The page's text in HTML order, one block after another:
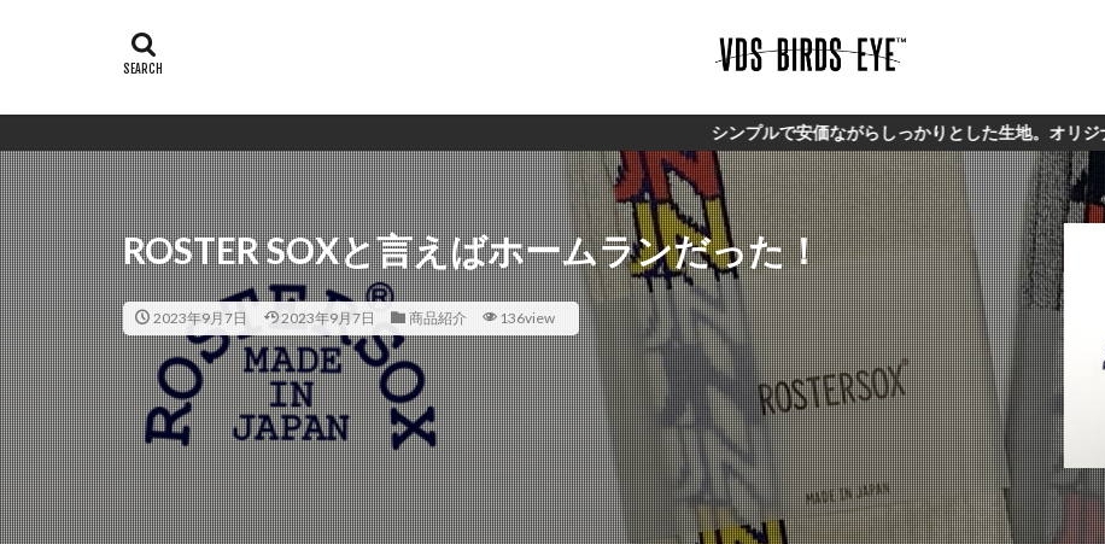
シンプルで安価ながらしっかりとした生地。オリジナルブランド【VDS】
ROSTER SOXと言えばホームランだった！
2023年9月7日 2023年9月7日 商品紹介 136view